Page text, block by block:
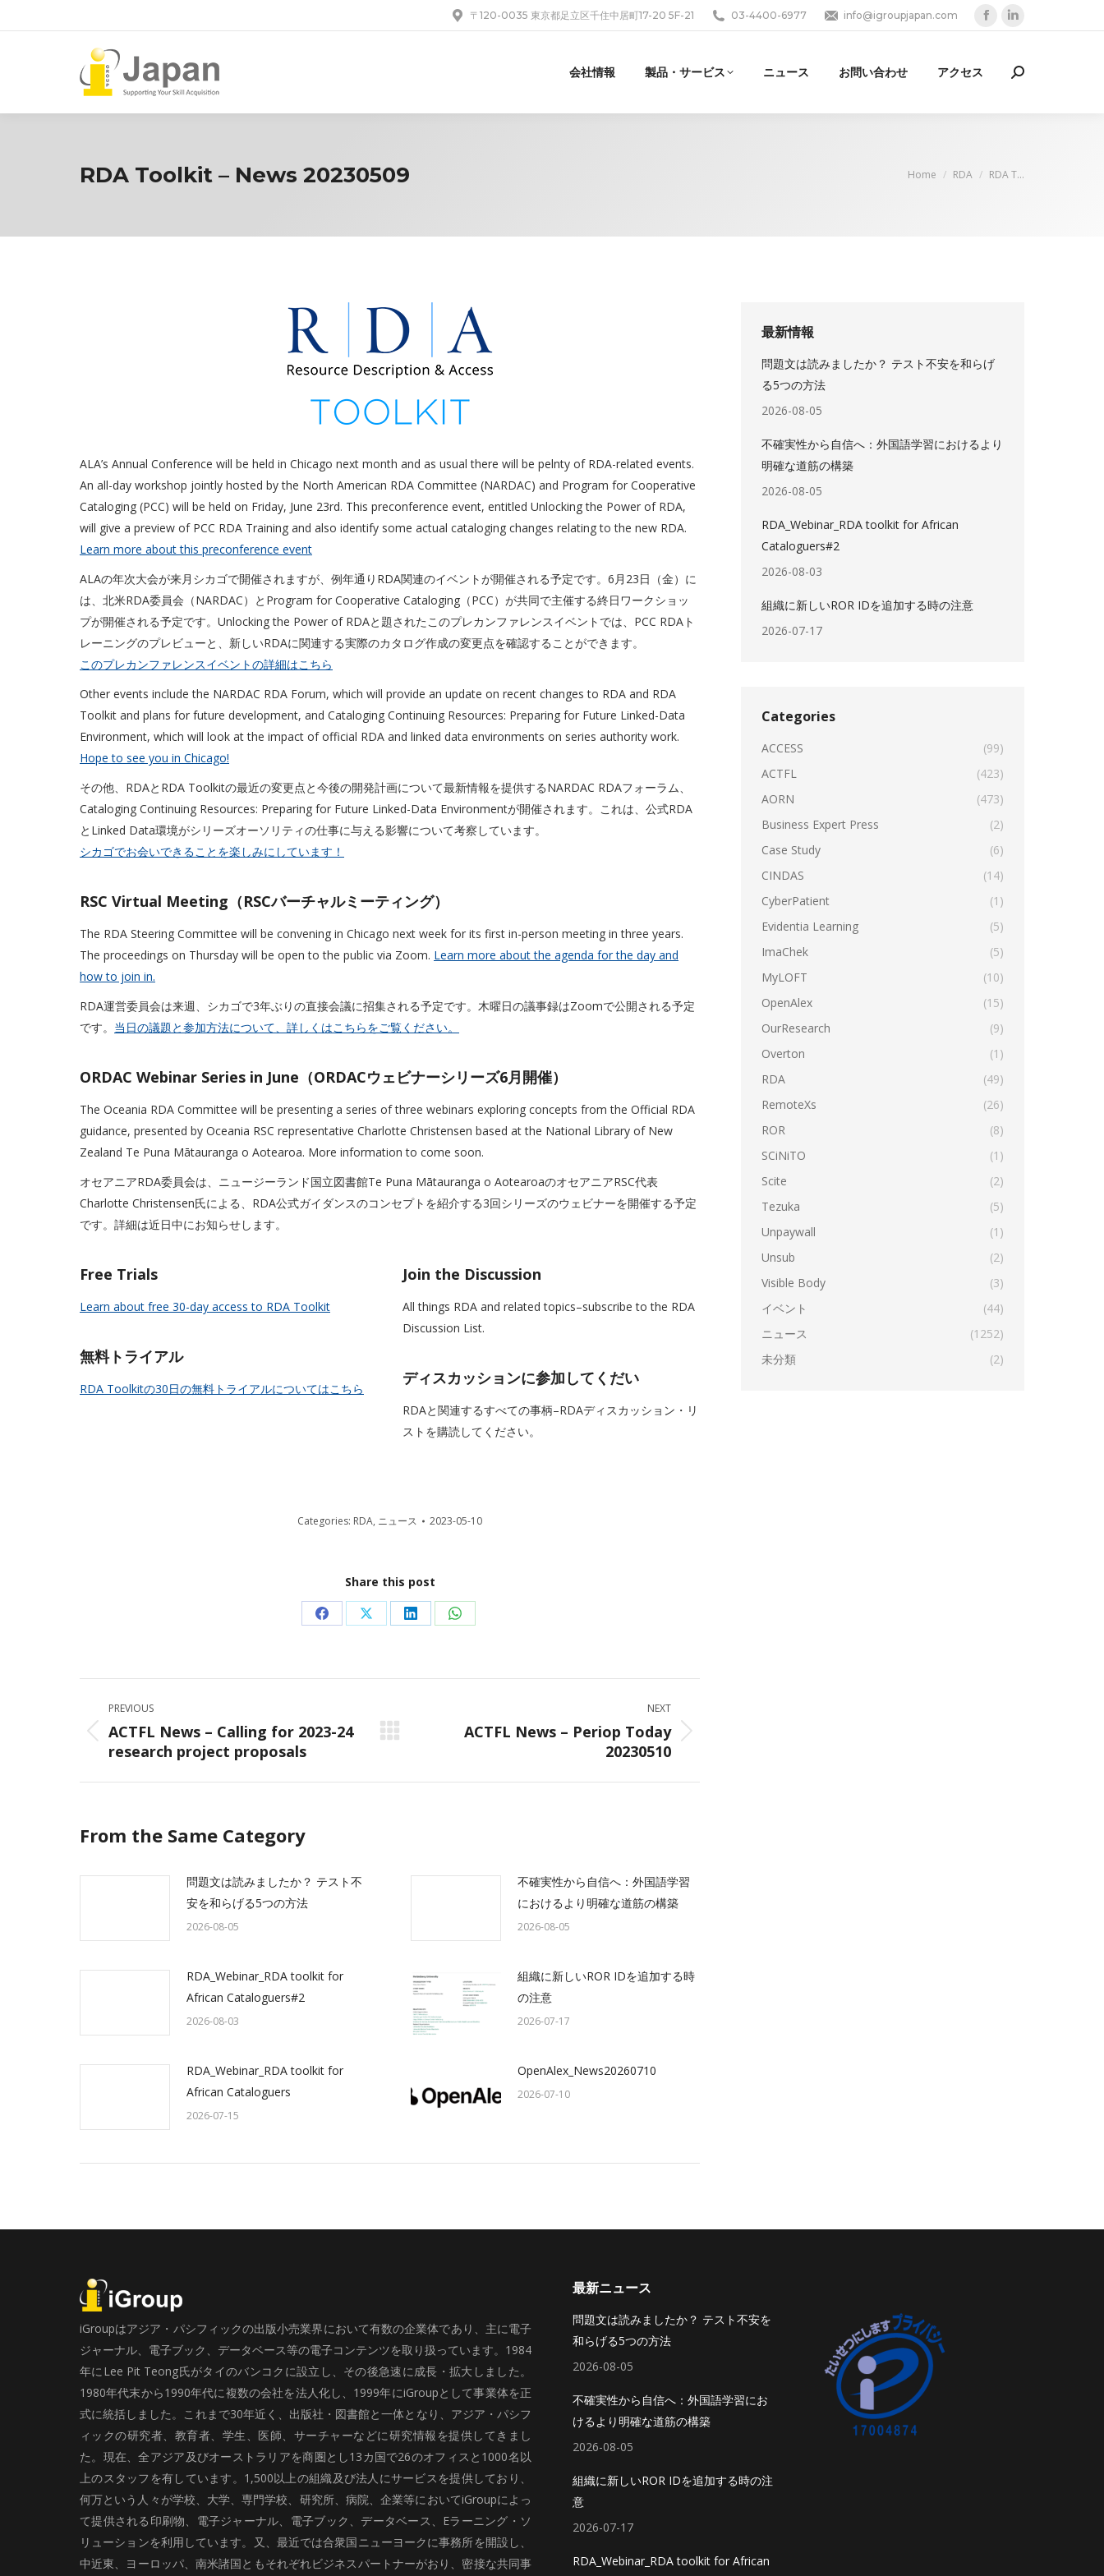
〒120-0035 東京都足立区千住中居町17-20 5F-21 03-4400-6977 info@igroupjapan.com
opensopens
会社情報 製品・サービス ニュース お問い合わせ アクセス Search:
RDA Toolkit – News 20230509 You are here:
Home RDA RDA T…
ALA’s Annual Conference will be held in Chicago next month and as usual there will be pelnty of RDA-related events.
An all-day workshop jointly hosted by the North American RDA Committee (NARDAC) and Program for Cooperative
Cataloging (PCC) will be held on Friday, June 23rd. This preconference event, entitled Unlocking the Power of RDA,
will give a preview of PCC RDA Training and also identify some actual cataloging changes relating to the new RDA.
Learn more about this preconference event
ALAの年次大会が来月シカゴで開催されますが、例年通りRDA関連のイベントが開催される予定です。6月23日（金）に
は、北米RDA委員会（NARDAC）とProgram for Cooperative Cataloging（PCC）が共同で主催する終日ワークショッ
プが開催される予定です。Unlocking the Power of RDAと題されたこのプレカンファレンスイベントでは、PCC RDAト
レーニングのプレビューと、新しいRDAに関連する実際のカタログ作成の変更点を確認することができます。
このプレカンファレンスイベントの詳細はこちら
Other events include the NARDAC RDA Forum, which will provide an update on recent changes to RDA and RDA
Toolkit and plans for future development, and Cataloging Continuing Resources: Preparing for Future Linked-Data
Environment, which will look at the impact of official RDA and linked data environments on series authority work.
Hope to see you in Chicago!
その他、RDAとRDA Toolkitの最近の変更点と今後の開発計画について最新情報を提供するNARDAC RDAフォーラム、
Cataloging Continuing Resources: Preparing for Future Linked-Data Environmentが開催されます。これは、公式RDA
とLinked Data環境がシリーズオーソリティの仕事に与える影響について考察しています。
シカゴでお会いできることを楽しみにしています！
RSC Virtual Meeting（RSCバーチャルミーティング）
The RDA Steering Committee will be convening in Chicago next week for its first in-person meeting in three years.
The proceedings on Thursday will be open to the public via Zoom. Learn more about the agenda for the day and
how to join in.
RDA運営委員会は来週、シカゴで3年ぶりの直接会議に招集される予定です。木曜日の議事録はZoomで公開される予定
です。 当日の議題と参加方法について、詳しくはこちらをご覧ください。
ORDAC Webinar Series in June（ORDACウェビナーシリーズ6月開催）
The Oceania RDA Committee will be presenting a series of three webinars exploring concepts from the Official RDA
guidance, presented by Oceania RSC representative Charlotte Christensen based at the National Library of New
Zealand Te Puna Mātauranga o Aotearoa. More information to come soon.
オセアニアRDA委員会は、ニュージーランド国立図書館Te Puna Mātauranga o AotearoaのオセアニアRSC代表
Charlotte Christensen氏による、RDA公式ガイダンスのコンセプトを紹介する3回シリーズのウェビナーを開催する予定
です。詳細は近日中にお知らせします。
Free Trials
Learn about free 30-day access to RDA Toolkit
無料トライアル
RDA Toolkitの30日の無料トライアルについてはこちら
Join the Discussion
All things RDA and related topics–subscribe to the RDA
Discussion List.
ディスカッションに参加してくだい
RDAと関連するすべての事柄–RDAディスカッション・リ
ストを購読してください。
Categories: RDA, ニュース 2023-05-10
Share this post
Share
Facebook
Share
X
Share
LinkedIn
Share
WhatsApp
navigation
PREVIOUS
Previous
post:
ACTFL News – Calling for 2023-24
research project proposals
NEXT
ACTFL News – Periop Today
20230510
From the Same Category
問題文は読みましたか？ テスト不
安を和らげる5つの方法
2026-08-05
不確実性から自信へ：外国語学習
におけるより明確な道筋の構築
2026-08-05
RDA_Webinar_RDA toolkit for
African Cataloguers#2
2026-08-03
組織に新しいROR IDを追加する時
の注意
2026-07-17
RDA_Webinar_RDA toolkit for
African Cataloguers
2026-07-15
OpenAlex_News20260710
2026-07-10
最新情報
問題文は読みましたか？ テスト不安を和らげ
る5つの方法
2026-08-05
不確実性から自信へ：外国語学習におけるより
明確な道筋の構築
2026-08-05
RDA_Webinar_RDA toolkit for African
Cataloguers#2
2026-08-03
組織に新しいROR IDを追加する時の注意
2026-07-17
Categories
ACCESS
(99)
ACTFL
(423)
AORN
(473)
Business Expert Press
(2)
Case Study
(6)
CINDAS
(14)
CyberPatient
(1)
Evidentia Learning
(5)
ImaChek
(5)
MyLOFT
(10)
OpenAlex
(15)
OurResearch
(9)
Overton
(1)
RDA
(49)
RemoteXs
(26)
ROR
(8)
SCiNiTO
(1)
Scite
(2)
Tezuka
(5)
Unpaywall
(1)
Unsub
(2)
Visible Body
(3)
イベント
(44)
ニュース
(1252)
未分類
(2)
iGroupはアジア・パシフィックの出版小売業界において有数の企業体であり、主に電子
ジャーナル、電子ブック、データベース等の電子コンテンツを取り扱っています。1984
年にLee Pit Teong氏がタイのバンコクに設立し、その後急速に成長・拡大しました。
1980年代末から1990年代に複数の会社を法人化し、1999年にiGroupとして事業体を正
式に統括しました。これまで30年近く、出版社・図書館と一体となり、アジア・パシフ
ィックの研究者、教育者、学生、医師、サーチャーなどに研究情報を提供してきまし
た。現在、全アジア及びオーストラリアを商圏とし13カ国で26のオフィスと1000名以
上のスタッフを有しています。1,500以上の組織及び法人にサービスを提供しており、
何万という人々が学校、大学、専門学校、研究所、病院、企業等においてiGroupによっ
て提供される印刷物、電子ジャーナル、電子ブック、データベース、Eラーニング・ソ
リューションを利用しています。又、最近では合衆国ニューヨークに事務所を開設し、
中近東、ヨーロッパ、南米諸国ともそれぞれビジネスパートナーがおり、密接な共同事
最新ニュース
問題文は読みましたか？ テスト不安を
和らげる5つの方法
2026-08-05
不確実性から自信へ：外国語学習にお
けるより明確な道筋の構築
2026-08-05
組織に新しいROR IDを追加する時の注
意
2026-07-17
RDA_Webinar_RDA toolkit for African